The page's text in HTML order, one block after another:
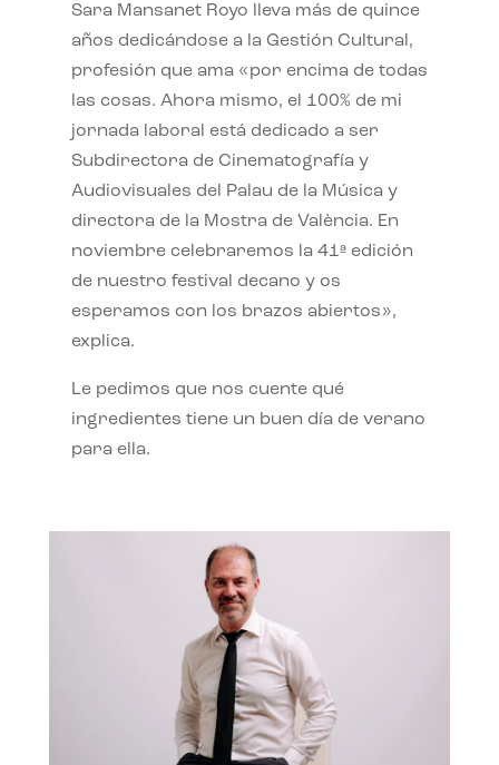
Sara Mansanet Royo lleva más de quince
años dedicándose a la Gestión Cultural,
profesión que ama «por encima de todas
las cosas. Ahora mismo, el 100% de mi
jornada laboral está dedicado a ser
Subdirectora de Cinematografía y
Audiovisuales del Palau de la Música y
directora de la Mostra de València. En
noviembre celebraremos la 41ª edición
de nuestro festival decano y os
esperamos con los brazos abiertos»,
explica.
Le pedimos que nos cuente qué
ingredientes tiene un buen día de verano
para ella.